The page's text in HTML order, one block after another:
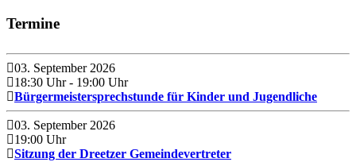
Termine
03. September 2026
18:30 Uhr - 19:00 Uhr
Bürgermeistersprechstunde für Kinder und Jugendliche
03. September 2026
19:00 Uhr
Sitzung der Dreetzer Gemeindevertreter